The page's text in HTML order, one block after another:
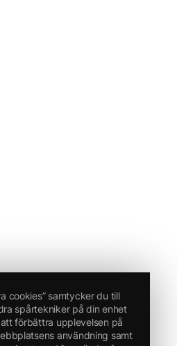
cookies” samtycker du till
spårtekniker på din enhet
förbättra upplevelsen på
användning samt